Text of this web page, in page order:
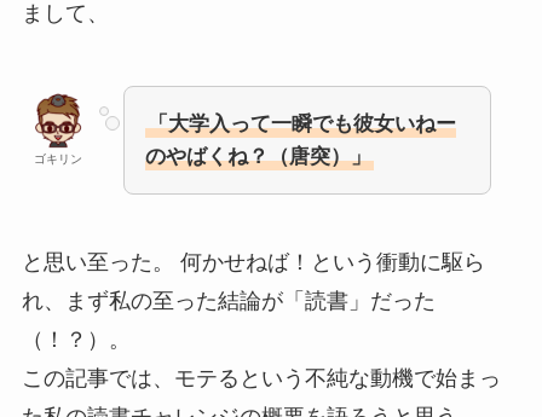
まして、
ゴキリン
「大学入って一瞬でも彼女いねー
のやばくね？（唐突）」
と思い至った。 何かせねば！という衝動に駆ら
れ、まず私の至った結論が「読書」だった
（！？）。
この記事では、モテるという不純な動機で始まっ